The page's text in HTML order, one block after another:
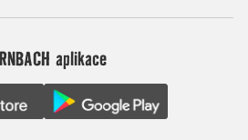
aplikace